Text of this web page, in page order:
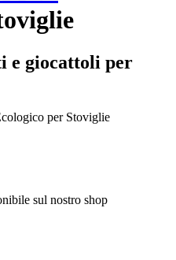
e giocattoli per
per Stoviglie
sul nostro shop